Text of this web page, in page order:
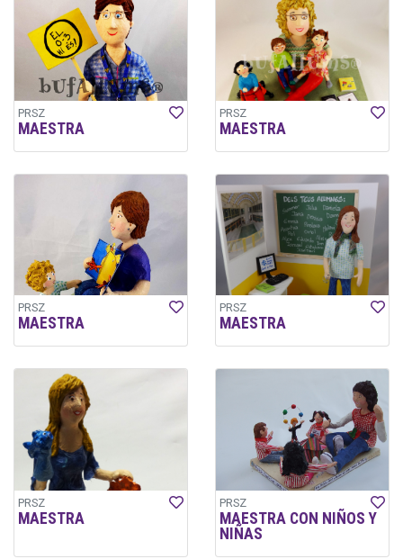
PRSZ
MAESTRA
PRSZ
MAESTRA
PRSZ
MAESTRA
PRSZ
MAESTRA
PRSZ
MAESTRA
PRSZ
MAESTRA CON NIÑOS Y
NIÑAS